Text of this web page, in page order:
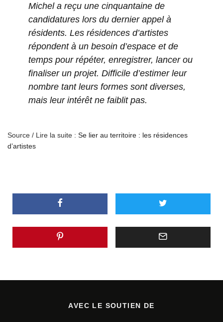
Michel a reçu une cinquantaine de
candidatures lors du dernier appel à
résidents. Les résidences d’artistes
répondent à un besoin d’espace et de
temps pour répéter, enregistrer, lancer ou
finaliser un projet. Difficile d’estimer leur
nombre tant leurs formes sont diverses,
mais leur intérêt ne faiblit pas.
Source / Lire la suite : Se lier au territoire : les résidences
d’artistes
AVEC LE SOUTIEN DE